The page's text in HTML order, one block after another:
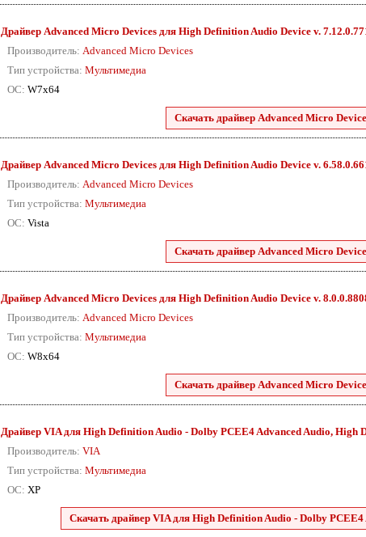
Драйвер Advanced Micro Devices для High Definition Audio Device v.
Производитель: Advanced Micro Devices
Тип устройства: Мультимедиа
ОС: W7x64
Скачать драйвер Advanced Micro
Драйвер Advanced Micro Devices для High Definition Audio Device v.
Производитель: Advanced Micro Devices
Тип устройства: Мультимедиа
ОС: Vista
Скачать драйвер Advanced Micro
Драйвер Advanced Micro Devices для High Definition Audio Device v.
Производитель: Advanced Micro Devices
Тип устройства: Мультимедиа
ОС: W8x64
Скачать драйвер Advanced Micro
Драйвер VIA для High Definition Audio - Dolby PCEE4 Advanced Audio, High
Производитель: VIA
Тип устройства: Мультимедиа
ОС: XP
Скачать драйвер VIA для High Definition Audio - Dolby